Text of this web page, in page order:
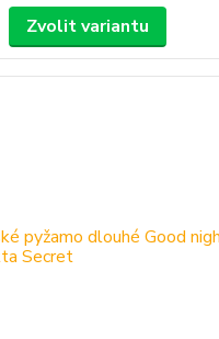
Zvolit variantu